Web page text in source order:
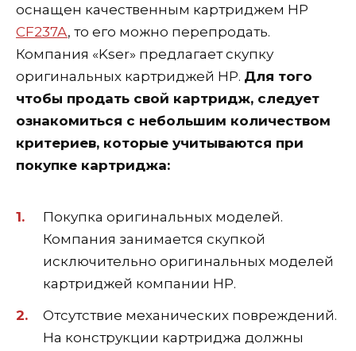
оснащен качественным картриджем НР
CF237A, то его можно перепродать.
Компания «Kser» предлагает скупку
оригинальных картриджей НР. Для того
чтобы продать свой картридж, следует
ознакомиться с небольшим количеством
критериев, которые учитываются при
покупке картриджа:
Покупка оригинальных моделей.
Компания занимается скупкой
исключительно оригинальных моделей
картриджей компании НР.
Отсутствие механических повреждений.
На конструкции картриджа должны